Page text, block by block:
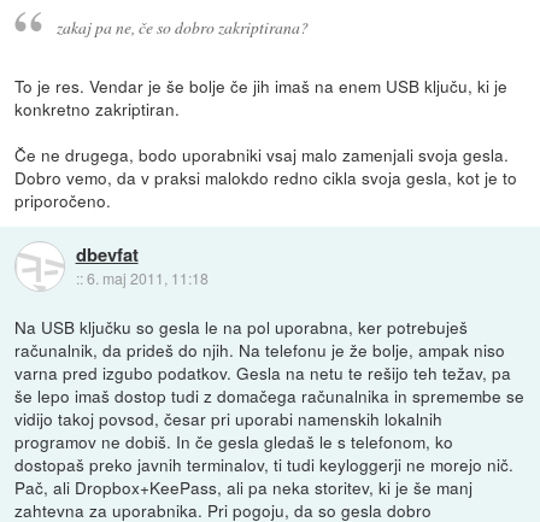
zakaj pa ne, če so dobro zakriptirana?
To je res. Vendar je še bolje če jih imaš na enem USB ključu, ki je
konkretno zakriptiran.
Če ne drugega, bodo uporabniki vsaj malo zamenjali svoja gesla.
Dobro vemo, da v praksi malokdo redno cikla svoja gesla, kot je to
priporočeno.
dbevfat
::6. maj 2011, 11:18
Na USB ključku so gesla le na pol uporabna, ker potrebuješ
računalnik, da prideš do njih. Na telefonu je že bolje, ampak niso
varna pred izgubo podatkov. Gesla na netu te rešijo teh težav, pa
še lepo imaš dostop tudi z domačega računalnika in spremembe se
vidijo takoj povsod, česar pri uporabi namenskih lokalnih
programov ne dobiš. In če gesla gledaš le s telefonom, ko
dostopaš preko javnih terminalov, ti tudi keyloggerji ne morejo nič.
Pač, ali Dropbox+KeePass, ali pa neka storitev, ki je še manj
zahtevna za uporabnika. Pri pogoju, da so gesla dobro